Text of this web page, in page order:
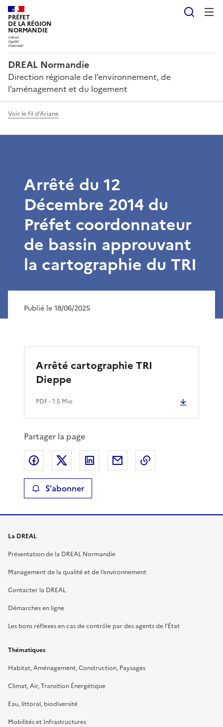
PRÉFET
DE LA RÉGION
NORMANDIE
DREAL Normandie
Direction régionale de l’environnement, de
l’aménagement et du logement
Voir le fil d'Ariane
Arrêté du 12
Décembre 2014 du
Préfet coordonnateur
de bassin approuvant
la cartographie du TRI
Publié le 18/06/2025
Arrêté cartographie TRI
Dieppe
PDF- 1.5 Mio
Partager la page
Partager sur Facebook
Partager sur XPartager sur LinkedIn
Partager par email
S'abonner
La DREAL
Présentation de la DREAL Normandie
Management de la qualité et de l’environnement
Contacter la DREAL
Démarches en ligne
Les bons réflexes en cas de contrôle par des agents de l’État
Thématiques
Habitat, Aménagement, Construction, Paysages
Climat, Air, Transition Énergétique
Eau, littoral, biodiversité
Mobilités et Infrastructures